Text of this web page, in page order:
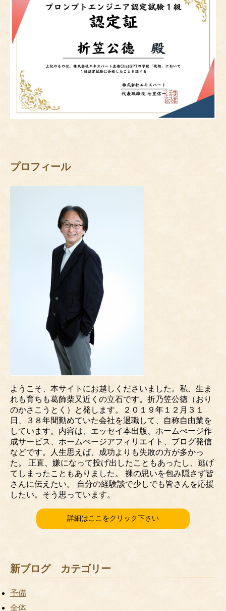
プロフィール
ようこそ、本サイトにお越しくださいました。私、生ま
れも育ちも葛飾柴又近くの立石です。折乃笠公徳（おり
のかさこうとく）と発します。２０１９年１２月３１
日、３８年間勤めていた会社を退職して、自称自由業を
しています。内容は、エッセイ本出版、ホームぺージ作
成サービス、ホームぺージアフィリエイト、ブログ発信
などです。人生思えば、成功よりも失敗の方が多かっ
た。 正直、嫌になって投げ出したこともあったし、逃げ
てしまったこともありました。 裸の思いを包み隠さず皆
さんに伝えたい。 自分の経験談で少しでも皆さんを応援
したい。そう思っています。
詳細はここをクリック下さい
新ブログ カテゴリー
予備
全体